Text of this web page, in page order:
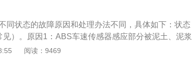
参考油箱盖旁的贴铁。6、刹车灯内部接触不良：刹
内部接触不良。会导致abs警告灯间间歇性亮起。7、
由于ABS线路之间连接松动，ABS泵内部故障等原
，这个故障需要进行全面检查。处理方案：引擎发
都有ABS系统，但因工艺不同、装配质量及材料的原
轮速传感器插线松脱的故障比较多，此时可能会导致
：及时前往4S店等专业维修机构检修电路。3、ABS
：很可能是控制单元内的数据不匹配或数据不正确，
需要用到专用的检测电脑。解决方法：前往维修点清
同状态的故障原因和处理办法不同，具体如下：状态
）。原因1：ABS车速传感器感应部分被泥土、泥浆
感器感应相应的车速信号，使ABS电脑无法判别车
阅读：9469